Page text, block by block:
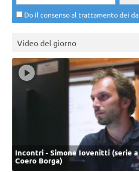
Do il consenso al trattamento dei
Video del giorno
Incontri - Simone Iovenitti (serie
Coero Borga)